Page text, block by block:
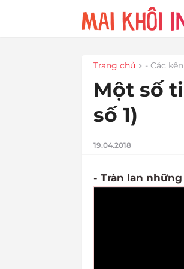
Trang chủ - Các
Một số
số 1)
19.04.2018
- Tràn lan